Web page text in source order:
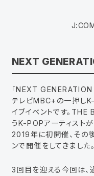
NEXT
「NEXT
テレビMBC+の一押し
イブイベントです。
うK-POPアーティスト
2019年に初開催、その
ンで開催をしてきました。
3回目を迎える今回は、